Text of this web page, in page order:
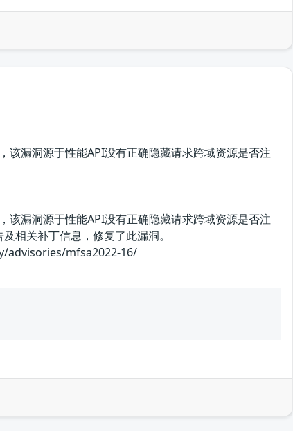
漏洞源于性能API没有正确隐藏请求跨域资源是否注
漏洞源于性能API没有正确隐藏请求跨域资源是否注
相关补丁信息，修复了此漏洞。
advisories/mfsa2022-16/